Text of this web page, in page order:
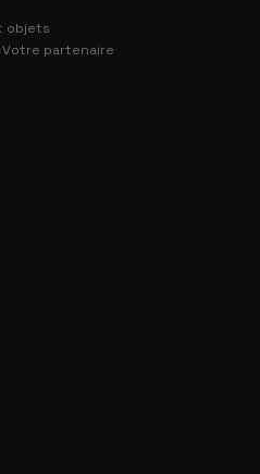
objets
partenaire